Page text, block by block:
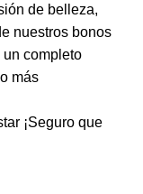
de belleza,
nuestros bonos
completo
más
¡Seguro que